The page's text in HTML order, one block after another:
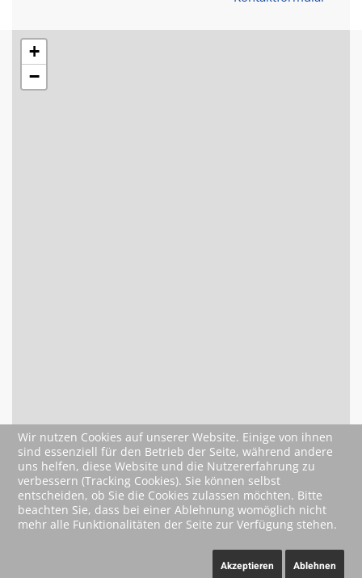
+
−
Wir nutzen Cookies auf unserer Website. Einige von ihnen
sind essenziell für den Betrieb der Seite, während andere
uns helfen, diese Website und die Nutzererfahrung zu
verbessern (Tracking Cookies). Sie können selbst
entscheiden, ob Sie die Cookies zulassen möchten. Bitte
beachten Sie, dass bei einer Ablehnung womöglich nicht
mehr alle Funktionalitäten der Seite zur Verfügung stehen.
Akzeptieren Ablehnen